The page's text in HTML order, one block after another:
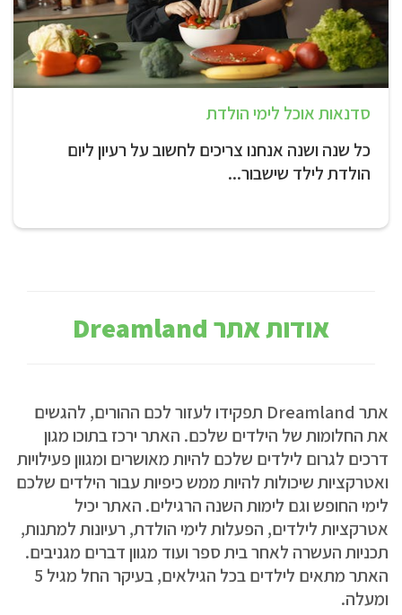
סדנאות אוכל לימי הולדת
כל שנה ושנה אנחנו צריכים לחשוב על רעיון ליום
הולדת לילד שישבור...
אודות אתר Dreamland
אתר Dreamland תפקידו לעזור לכם ההורים, להגשים
את החלומות של הילדים שלכם. האתר ירכז בתוכו מגון
דרכים לגרום לילדים שלכם להיות מאושרים ומגוון פעילויות
ואטרקציות שיכולות להיות ממש כיפיות עבור הילדים שלכם
לימי החופש וגם לימות השנה הרגילים. האתר יכיל
אטרקציות לילדים, הפעלות לימי הולדת, רעיונות למתנות,
תכניות העשרה לאחר בית ספר ועוד מגוון דברים מגניבים.
האתר מתאים לילדים בכל הגילאים, בעיקר החל מגיל 5
ומעלה.